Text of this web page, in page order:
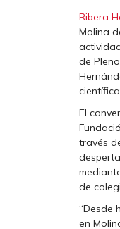
Ribera
Molina
de
El
través
de
“Desde
en